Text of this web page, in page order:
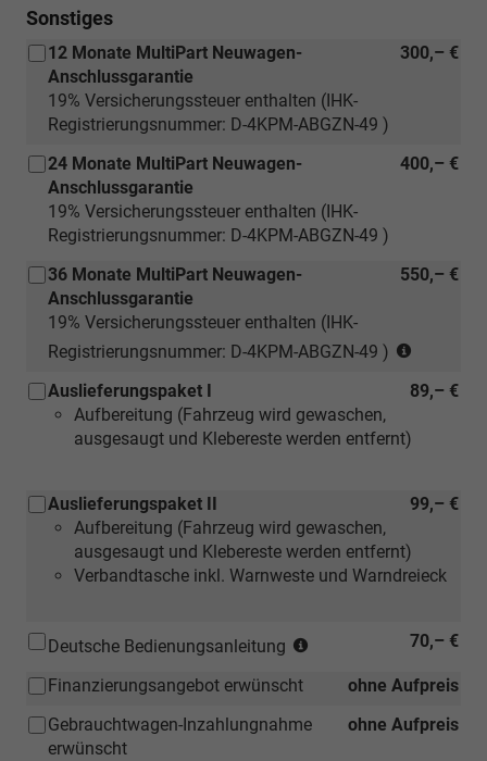
17"
Leichtmetallräder
"Dynamic
III"
7,5J
x
17",
Reifen
225/45
R
17)
Sonstiges
300,– €
12 Monate MultiPart Neuwagen-
Anschlussgarantie
19% Versicherungssteuer enthalten (IHK-
Registrierungsnummer: D-4KPM-ABGZN-49 )
400,– €
24 Monate MultiPart Neuwagen-
Anschlussgarantie
19% Versicherungssteuer enthalten (IHK-
Registrierungsnummer: D-4KPM-ABGZN-49 )
550,– €
36 Monate MultiPart Neuwagen-
Anschlussgarantie
19% Versicherungssteuer enthalten (IHK-
Registrierungsnummer: D-4KPM-ABGZN-49 )
89,– €
Auslieferungspaket I
Aufbereitung (Fahrzeug wird gewaschen,
ausgesaugt und Klebereste werden entfernt)
99,– €
Auslieferungspaket II
Aufbereitung (Fahrzeug wird gewaschen,
ausgesaugt und Klebereste werden entfernt)
Verbandtasche inkl. Warnweste und Warndreieck
70,– €
Deutsche Bedienungsanleitung
auch
einem
ohne Aufpreis
Finanzierungsangebot erwünscht
ohne Aufpreis
Gebrauchtwagen-Inzahlungnahme
erwünscht